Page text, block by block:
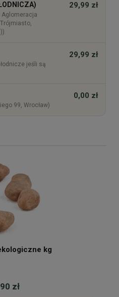
Aglomeracja
29,99 zł
jeśli są
29,99 zł
99, Wrocław)
0,00 zł
kg
zł